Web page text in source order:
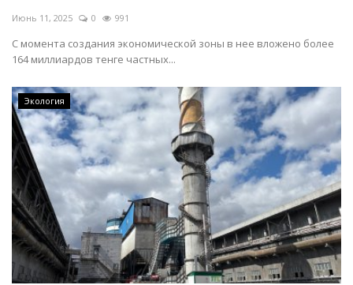
Июнь 11, 2025 0 991
С момента создания экономической зоны в нее вложено более
164 миллиардов тенге частных...
Экология